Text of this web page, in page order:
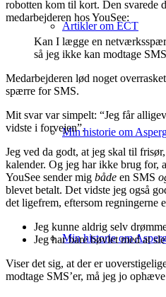
Artikler om ECT
Min historie om
Min historie om
robotten kom til kort. Den svarede
medarbejderen hos YouSee:
Kan I lægge en
så jeg ikke kan modtage
Medarbejderen lød noget
spærre for SMS.
Mit svar var simpelt: “Jeg får
vidste i forvejen”.
Jeg ved da godt, at jeg skal til
kalender. Og jeg har ikke brug for,
YouSee sender mig både en SMS
blevet betalt. Det vidste jeg også
det ligefrem, eftersom regningerne
Jeg kunne aldrig selv
Jeg har bare bøvlet med at
Viser det sig, at der er
modtage SMS’er, må jeg jo